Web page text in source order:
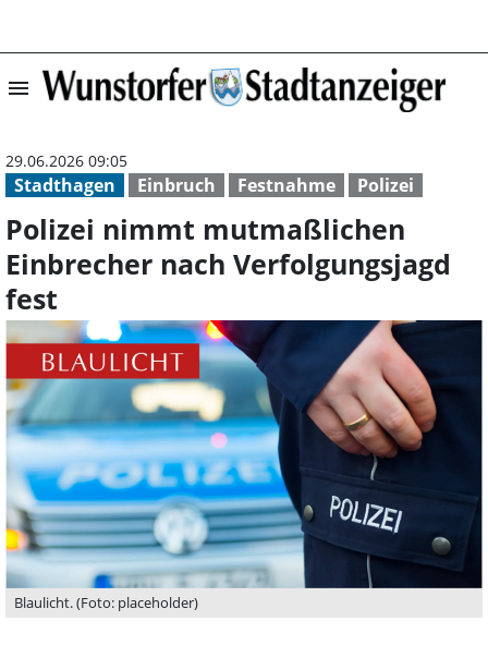
menu Polizei nimmt
Stadthagen Einbruch Festnahme Polizei
29.06.2026 09:05
Polizei nimmt mutmaßlichen
Einbrecher nach Verfolgungsjagd
fest
Blaulicht. (Foto: placeholder)